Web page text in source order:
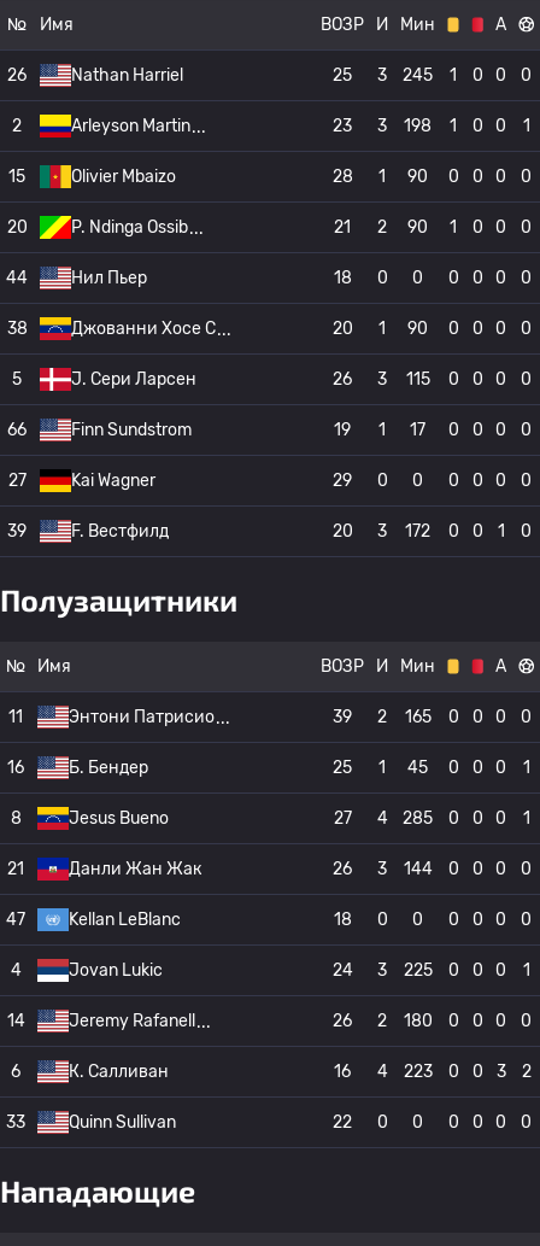
№ Имя ВОЗР И Мин А
26 Nathan Harriel 25 3 245 1 0 0 0
2 Arleyson Martin 23 3 198 1 0 0 1
15 Olivier Mbaizo 28 1 90 0 0 0 0
20 P. Ndinga Ossib 21 2 90 1 0 0 0
44 Нил Пьер 18 0 0 0 0 0 0
38 Джованни Хосе С 20 1 90 0 0 0 0
5 J. Сери Ларсен 26 3 115 0 0 0 0
66 Finn Sundstrom 19 1 17 0 0 0 0
27 Kai Wagner 29 0 0 0 0 0 0
39 F. Вестфилд 20 3 172 0 0 1 0
Полузащитники
№ Имя ВОЗР И Мин А
11 Энтони Патрисио 39 2 165 0 0 0 0
16 Б. Бендер 25 1 45 0 0 0 1
8 Jesus Bueno 27 4 285 0 0 0 1
21 Данли Жан Жак 26 3 144 0 0 0 0
47 Kellan LeBlanc 18 0 0 0 0 0 0
4 Jovan Lukic 24 3 225 0 0 0 1
14 Jeremy Rafanell 26 2 180 0 0 0 0
6 К. Салливан 16 4 223 0 0 3 2
33 Quinn Sullivan 22 0 0 0 0 0 0
Нападающие